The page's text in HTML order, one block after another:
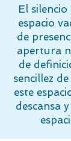
El
espacio
de
apertura
de
sencillez
este
descansa